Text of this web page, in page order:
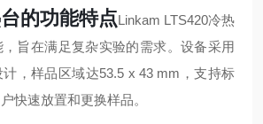
的功能特点Linkam LTS420冷热
旨在满足复杂实验的需求。设备采用
，样品区域达53.5 x 43 mm，支持标
快速放置和更换样品。